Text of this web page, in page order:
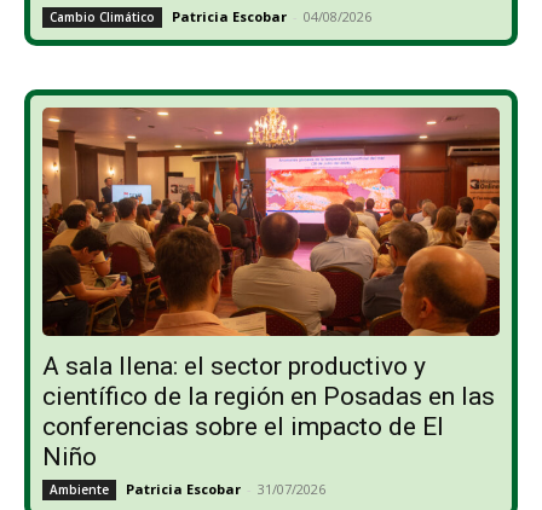
Cambio Climático Patricia Escobar - 04/08/2026
A sala llena: el sector productivo y
científico de la región en Posadas en las
conferencias sobre el impacto de El
Niño
Ambiente Patricia Escobar - 31/07/2026